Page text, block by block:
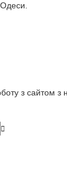
з сайтом з